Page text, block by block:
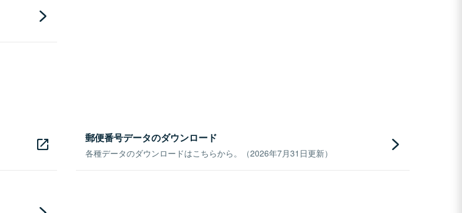
郵便番号データのダウンロード
各種データのダウンロードはこちらから。（2026年7月31日更新）